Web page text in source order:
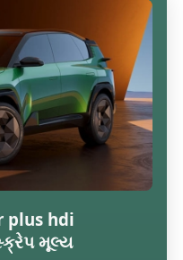
plus hdi
મૂલ્ય